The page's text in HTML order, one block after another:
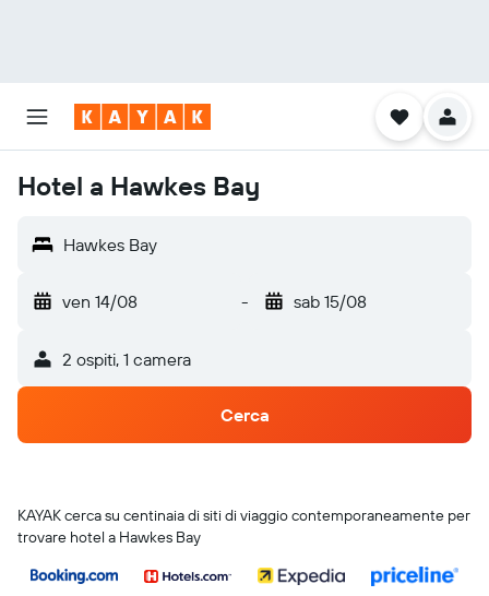
Hotel a Hawkes Bay
Hawkes Bay
ven 14/08 - sab 15/08
2 ospiti, 1 camera
Cerca
KAYAK cerca su centinaia di siti di viaggio contemporaneamente per
trovare hotel a Hawkes Bay